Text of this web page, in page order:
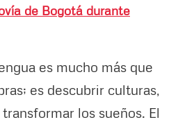
de Bogotá durante
es mucho más que
es descubrir culturas,
los sueños. El